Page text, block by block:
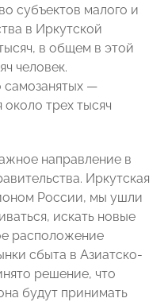
субъектов малого и
в Иркутской
в общем в этой
человек.
самозанятых —
трех тысяч
направление в
Иркутская
России, мы ушли
искать новые
расположение
сбыта в Азиатско-
решение, что
будут принимать